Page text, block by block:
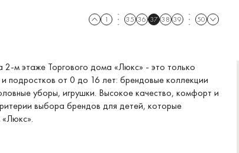
1 35 36 37 38 39 50
2-м этаже Торгового дома «Люкс» - это только
подростков от 0 до 16 лет: брендовые коллекции
уборы, игрушки. Высокое качество, комфорт и
выбора брендов для детей, которые